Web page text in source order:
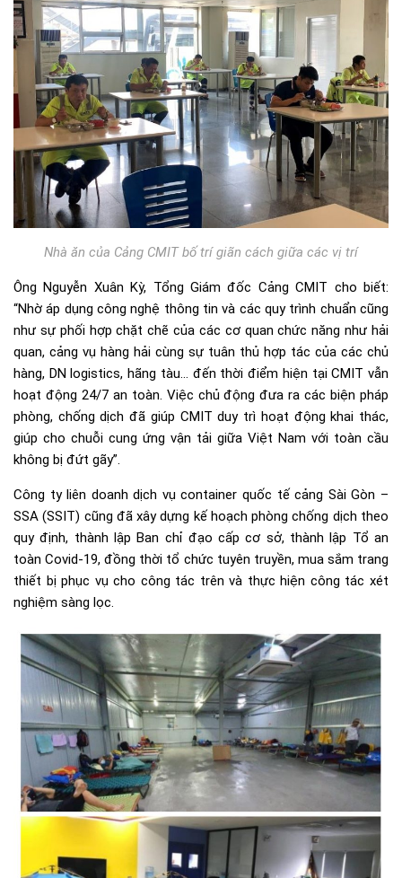
Nhà ăn của Cảng CMIT bố trí giãn cách giữa các vị trí
Ông Nguyễn Xuân Kỳ, Tổng Giám đốc Cảng CMIT cho biết:
“Nhờ áp dụng công nghệ thông tin và các quy trình chuẩn cũng
như sự phối hợp chặt chẽ của các cơ quan chức năng như hải
quan, cảng vụ hàng hải cùng sự tuân thủ hợp tác của các chủ
hàng, DN logistics, hãng tàu… đến thời điểm hiện tại CMIT vẫn
hoạt động 24/7 an toàn. Việc chủ động đưa ra các biện pháp
phòng, chống dịch đã giúp CMIT duy trì hoạt động khai thác,
giúp cho chuỗi cung ứng vận tải giữa Việt Nam với toàn cầu
không bị đứt gãy”.
Công ty liên doanh dịch vụ container quốc tế cảng Sài Gòn –
SSA (SSIT) cũng đã xây dựng kế hoạch phòng chống dịch theo
quy định, thành lập Ban chỉ đạo cấp cơ sở, thành lập Tổ an
toàn Covid-19, đồng thời tổ chức tuyên truyền, mua sắm trang
thiết bị phục vụ cho công tác trên và thực hiện công tác xét
nghiệm sàng lọc.